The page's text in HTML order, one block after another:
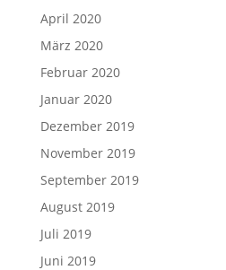
April 2020
März 2020
Februar 2020
Januar 2020
Dezember 2019
November 2019
September 2019
August 2019
Juli 2019
Juni 2019